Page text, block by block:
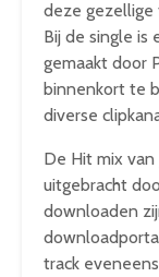
deze gezellige
Bij de single is
gemaakt door
binnenkort te
diverse
De Hit mix van
uitgebracht
downloaden
track